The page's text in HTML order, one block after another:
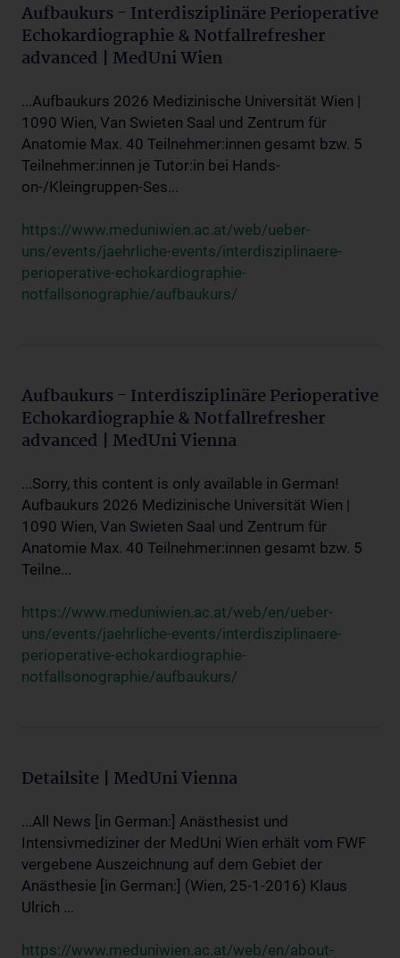
Aufbaukurs - Interdisziplinäre Perioperative
Echokardiographie & Notfallrefresher
advanced | MedUni Wien
...Aufbaukurs 2026 Medizinische Universität Wien |
1090 Wien, Van Swieten Saal und Zentrum für
Anatomie Max. 40 Teilnehmer:innen gesamt bzw. 5
Teilnehmer:innen je Tutor:in bei Hands-
on-/Kleingruppen-Ses...
https://www.meduniwien.ac.at/web/ueber-
uns/events/jaehrliche-events/interdisziplinaere-
perioperative-echokardiographie-
notfallsonographie/aufbaukurs/
Aufbaukurs - Interdisziplinäre Perioperative
Echokardiographie & Notfallrefresher
advanced | MedUni Vienna
...Sorry, this content is only available in German!
Aufbaukurs 2026 Medizinische Universität Wien |
1090 Wien, Van Swieten Saal und Zentrum für
Anatomie Max. 40 Teilnehmer:innen gesamt bzw. 5
Teilne...
https://www.meduniwien.ac.at/web/en/ueber-
uns/events/jaehrliche-events/interdisziplinaere-
perioperative-echokardiographie-
notfallsonographie/aufbaukurs/
Detailsite | MedUni Vienna
...All News [in German:] Anästhesist und
Intensivmediziner der MedUni Wien erhält vom FWF
vergebene Auszeichnung auf dem Gebiet der
Anästhesie [in German:] (Wien, 25-1-2016) Klaus
Ulrich ...
https://www.meduniwien.ac.at/web/en/about-